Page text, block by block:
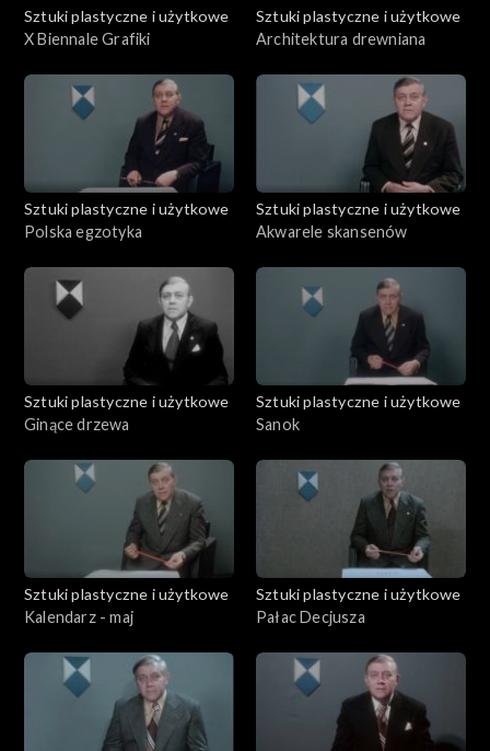
Sztuki plastyczne i użytkowe
X Biennale Grafiki
Sztuki plastyczne i użytkowe
Architektura drewniana
Sztuki plastyczne i użytkowe
Polska egzotyka
Sztuki plastyczne i użytkowe
Akwarele skansenów
Sztuki plastyczne i użytkowe
Ginące drzewa
Sztuki plastyczne i użytkowe
Sanok
Sztuki plastyczne i użytkowe
Kalendarz - maj
Sztuki plastyczne i użytkowe
Pałac Decjusza